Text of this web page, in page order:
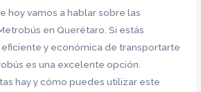
hoy vamos a hablar sobre las
en Querétaro. Si estás
y económica de transportarte
es una excelente opción.
hay y cómo puedes utilizar este